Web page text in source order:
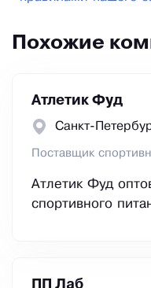
Похожие
Атлетик Фуд
Санкт-
Поставщик
Атлетик Фуд
спортивного
ПП Лаб